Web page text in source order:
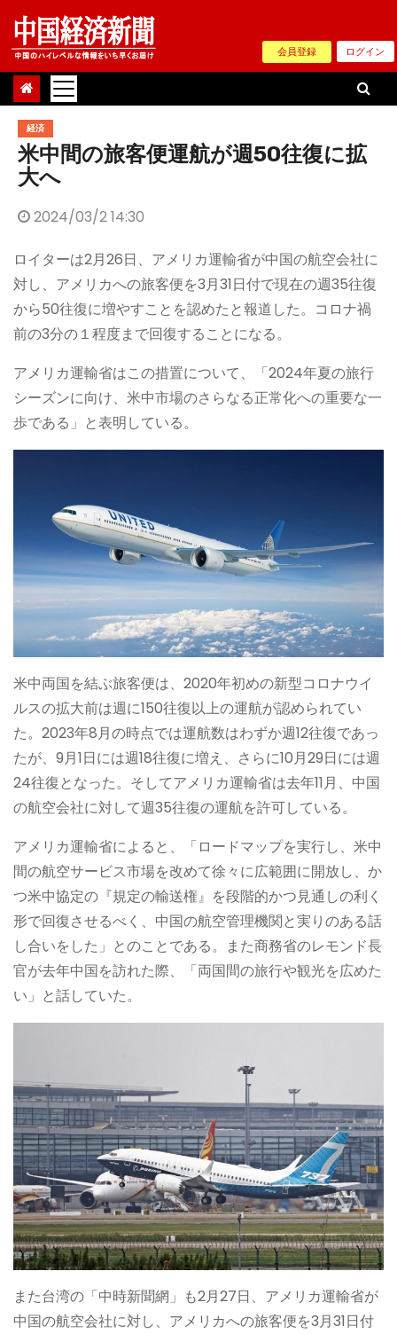
Skip
content
会員登録 ログイン
経済
米中間の旅客便運航が週50往復に拡
大へ
2024/03/2 14:30
ロイターは2月26日、アメリカ運輸省が中国の航空会社に
対し、アメリカへの旅客便を3月31日付で現在の週35往復
から50往復に増やすことを認めたと報道した。コロナ禍
前の3分の１程度まで回復することになる。
アメリカ運輸省はこの措置について、「2024年夏の旅行
シーズンに向け、米中市場のさらなる正常化への重要な一
歩である」と表明している。
米中両国を結ぶ旅客便は、2020年初めの新型コロナウイ
ルスの拡大前は週に150往復以上の運航が認められてい
た。2023年8月の時点では運航数はわずか週12往復であっ
たが、9月1日には週18往復に増え、さらに10月29日には週
24往復となった。そしてアメリカ運輸省は去年11月、中国
の航空会社に対して週35往復の運航を許可している。
アメリカ運輸省によると、「ロードマップを実行し、米中
間の航空サービス市場を改めて徐々に広範囲に開放し、か
つ米中協定の『規定の輸送権』を段階的かつ見通しの利く
形で回復させるべく、中国の航空管理機関と実りのある話
し合いをした」とのことである。また商務省のレモンド長
官が去年中国を訪れた際、「両国間の旅行や観光を広めた
い」と話していた。
また台湾の「中時新聞網」も2月27日、アメリカ運輸省が
中国の航空会社に対し、アメリカへの旅客便を3月31日付